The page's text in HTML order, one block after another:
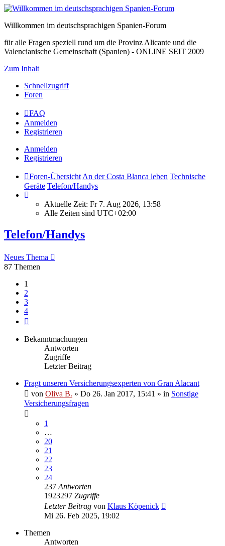
Willkommen im deutschsprachigen Spanien-Forum
für alle Fragen speziell rund um die Provinz Alicante und die
Valencianische Gemeinschaft (Spanien) - ONLINE SEIT 2009
Zum Inhalt
Schnellzugriff
Foren
FAQ
Anmelden
Registrieren
Anmelden
Registrieren
Foren-Übersicht An der Costa Blanca leben Technische
Geräte Telefon/Handys
Aktuelle Zeit: Fr 7. Aug 2026, 13:58
Alle Zeiten sind UTC+02:00
Telefon/Handys
Neues Thema
87 Themen
1
2
3
4
Bekanntmachungen
Antworten
Zugriffe
Letzter Beitrag
Fragt unseren Versicherungsexperten von Gran Alacant
von Oliva B. » Do 26. Jan 2017, 15:41 » in Sonstige
Versicherungsfragen
1
…
20
21
22
23
24
237 Antworten
1923297 Zugriffe
Letzter Beitrag von Klaus Köpenick
Mi 26. Feb 2025, 19:02
Themen
Antworten